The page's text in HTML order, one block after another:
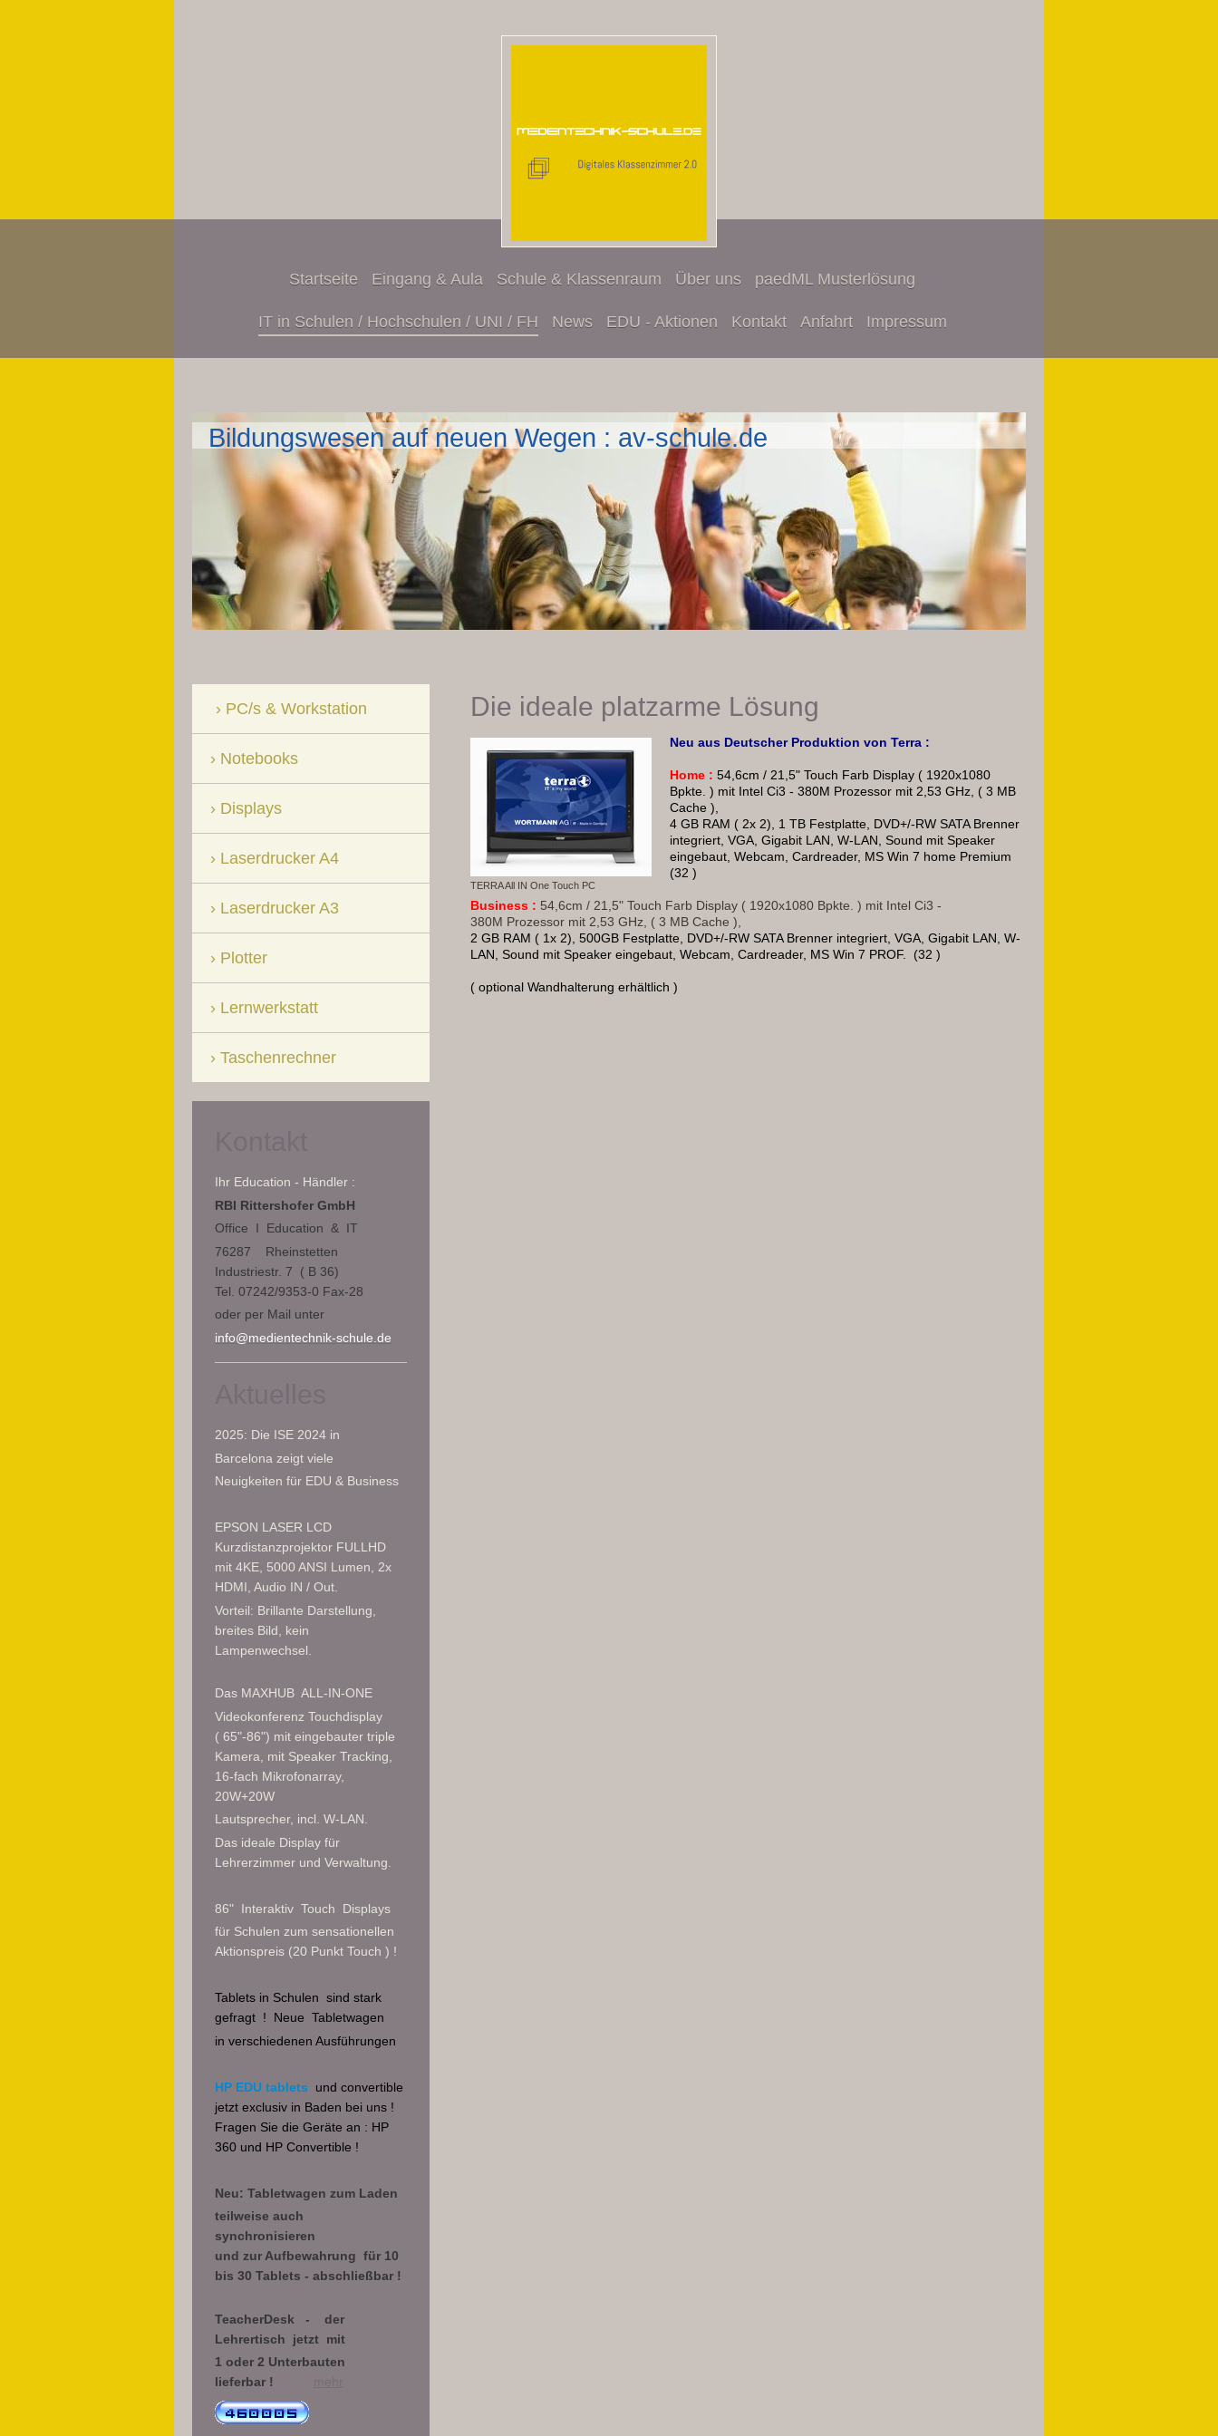
Startseite Eingang & Aula Schule & Klassenraum Über uns paedML Musterlösung
IT in Schulen / Hochschulen / UNI / FH News EDU - Aktionen Kontakt Anfahrt Impressum
Bildungswesen auf neuen Wegen : av-schule.de
Die ideale platzarme Lösung
TERRA All IN One Touch PC
Neu aus Deutscher Produktion von Terra :
Home : 54,6cm / 21,5" Touch Farb Display ( 1920x1080
Bpkte. ) mit Intel Ci3 - 380M Prozessor mit 2,53 GHz, ( 3 MB
Cache ),
4 GB RAM ( 2x 2), 1 TB Festplatte, DVD+/-RW SATA Brenner
integriert, VGA, Gigabit LAN, W-LAN, Sound mit Speaker
eingebaut, Webcam, Cardreader, MS Win 7 home Premium
(32 )
Business : 54,6cm / 21,5" Touch Farb Display ( 1920x1080 Bpkte. ) mit Intel Ci3 -
380M Prozessor mit 2,53 GHz, ( 3 MB Cache ),
2 GB RAM ( 1x 2), 500GB Festplatte, DVD+/-RW SATA Brenner integriert, VGA, Gigabit LAN, W-
LAN, Sound mit Speaker eingebaut, Webcam, Cardreader, MS Win 7 PROF. (32 )
( optional Wandhalterung erhältlich )
PC/s & Workstation
Notebooks
Displays
Laserdrucker A4
Laserdrucker A3
Plotter
Lernwerkstatt
Taschenrechner
Ihr Education - Händler :
RBI Rittershofer GmbH
Office I Education & IT
76287 Rheinstetten
Industriestr. 7 ( B 36)
Tel. 07242/9353-0 Fax-28
oder per Mail unter
info@medientechnik-schule.de
2025: Die ISE 2024 in
Barcelona zeigt viele
Neuigkeiten für EDU & Business
EPSON LASER LCD
Kurzdistanzprojektor FULLHD
mit 4KE, 5000 ANSI Lumen, 2x
HDMI, Audio IN / Out.
Vorteil: Brillante Darstellung,
breites Bild, kein
Lampenwechsel.
Das MAXHUB ALL-IN-ONE
Videokonferenz Touchdisplay
( 65"-86") mit eingebauter triple
Kamera, mit Speaker Tracking,
16-fach Mikrofonarray,
20W+20W
Lautsprecher, incl. W-LAN.
Das ideale Display für
Lehrerzimmer und Verwaltung.
86" Interaktiv Touch Displays
für Schulen zum sensationellen
Aktionspreis (20 Punkt Touch ) !
Tablets in Schulen sind stark
gefragt ! Neue Tabletwagen
in verschiedenen Ausführungen
HP EDU tablets und convertible
jetzt exclusiv in Baden bei uns !
Fragen Sie die Geräte an : HP
360 und HP Convertible !
Neu: Tabletwagen zum Laden
teilweise auch
synchronisieren
und zur Aufbewahrung für 10
bis 30 Tablets - abschließbar !
TeacherDesk - der
Lehrertisch jetzt mit
1 oder 2 Unterbauten
lieferbar !